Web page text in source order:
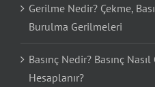
Gerilme Nedir? Çekme,
Burulma Gerilmeleri
Basınç Nedir? Basınç
Hesaplanır?